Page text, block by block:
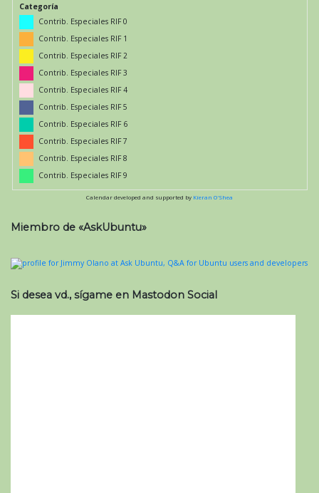
Categoría
Contrib. Especiales RIF 0
Contrib. Especiales RIF 1
Contrib. Especiales RIF 2
Contrib. Especiales RIF 3
Contrib. Especiales RIF 4
Contrib. Especiales RIF 5
Contrib. Especiales RIF 6
Contrib. Especiales RIF 7
Contrib. Especiales RIF 8
Contrib. Especiales RIF 9
Calendar developed and supported by Kieran O'Shea
Miembro de «AskUbuntu»
Si desea vd., sígame en Mastodon Social